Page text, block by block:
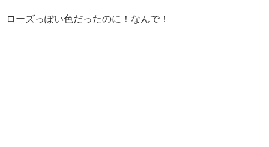
ローズっぽい色だったのに！なんで！